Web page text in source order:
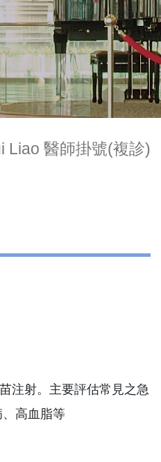
Liao 醫師掛號(複診)
注射。主要評估常見之急
高血脂等